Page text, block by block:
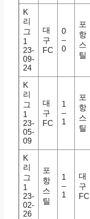
K
리
그
1
23-
09-
24
대
구
FC
0
–
0
포
항
스
틸
K
리
그
1
23-
05-
09
대
구
FC
1
–
1
포
항
스
틸
K
리
그
1
23-
02-
26
포
항
스
틸
1
–
1
대
구
FC